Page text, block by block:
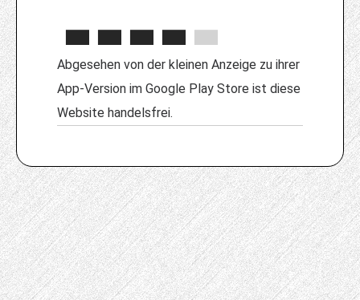
Abgesehen von der kleinen Anzeige zu ihrer
App-Version im Google Play Store ist diese
Website handelsfrei.